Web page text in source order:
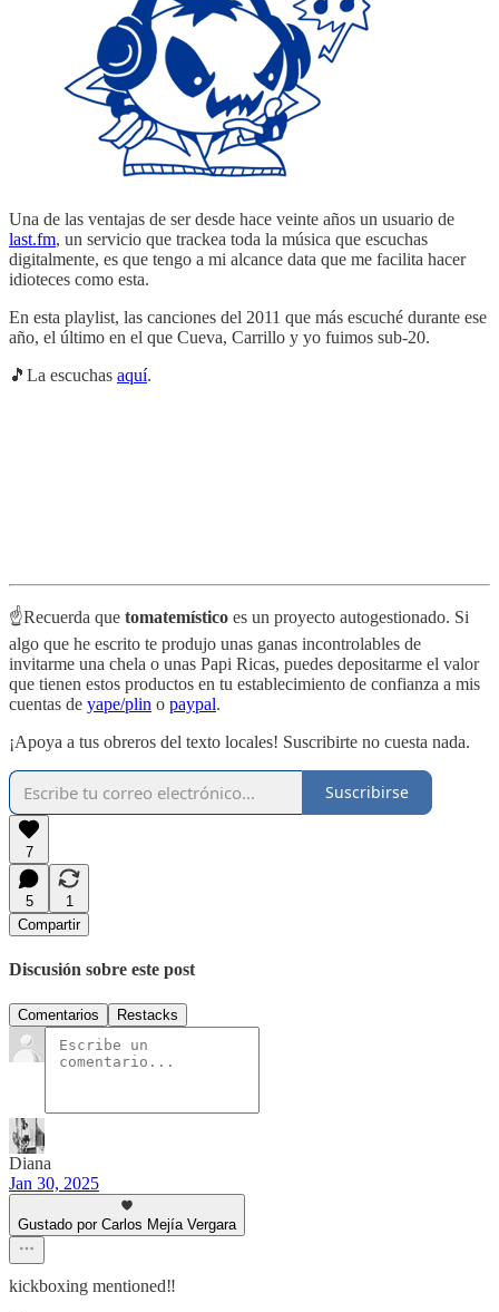
Una de las ventajas de ser desde hace veinte años un usuario de
last.fm, un servicio que trackea toda la música que escuchas
digitalmente, es que tengo a mi alcance data que me facilita hacer
idioteces como esta.
En esta playlist, las canciones del 2011 que más escuché durante ese
año, el último en el que Cueva, Carrillo y yo fuimos sub-20.
🎵La escuchas aquí.
☝️Recuerda que tomatemístico es un proyecto autogestionado. Si
algo que he escrito te produjo unas ganas incontrolables de
invitarme una chela o unas Papi Ricas, puedes depositarme el valor
que tienen estos productos en tu establecimiento de confianza a mis
cuentas de yape/plin o paypal.
¡Apoya a tus obreros del texto locales! Suscribirte no cuesta nada.
Suscribirse
7
5
1
Compartir
Discusión sobre este post
Comentarios Restacks
Diana
Jan 30, 2025
Gustado por Carlos Mejía Vergara
kickboxing mentioned‼️